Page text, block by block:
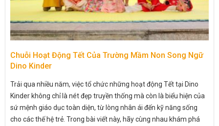
Chuỗi Hoạt Động Tết Của Trường Mầm Non Song Ngữ
Dino Kinder
Trải qua nhiều năm, việc tổ chức những hoạt động Tết tại Dino
Kinder không chỉ là nét đẹp truyền thống mà còn là biểu hiện của
sứ mệnh giáo dục toàn diện, từ lòng nhân ái đến kỹ năng sống
cho các thế hệ trẻ. Trong bài viết này, hãy cùng nhau khám phá